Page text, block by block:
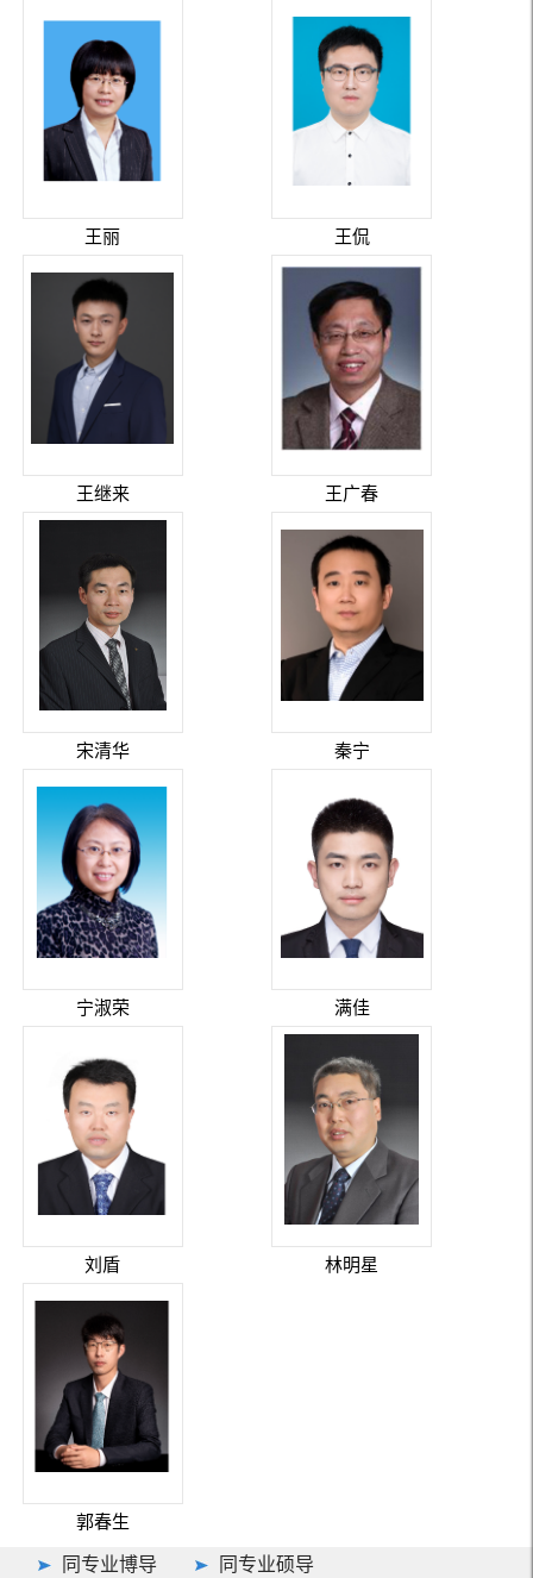
王丽 王侃
王继来 王广春
宋清华 秦宁
宁淑荣 满佳
刘盾 林明星
郭春生
同专业博导 同专业硕导